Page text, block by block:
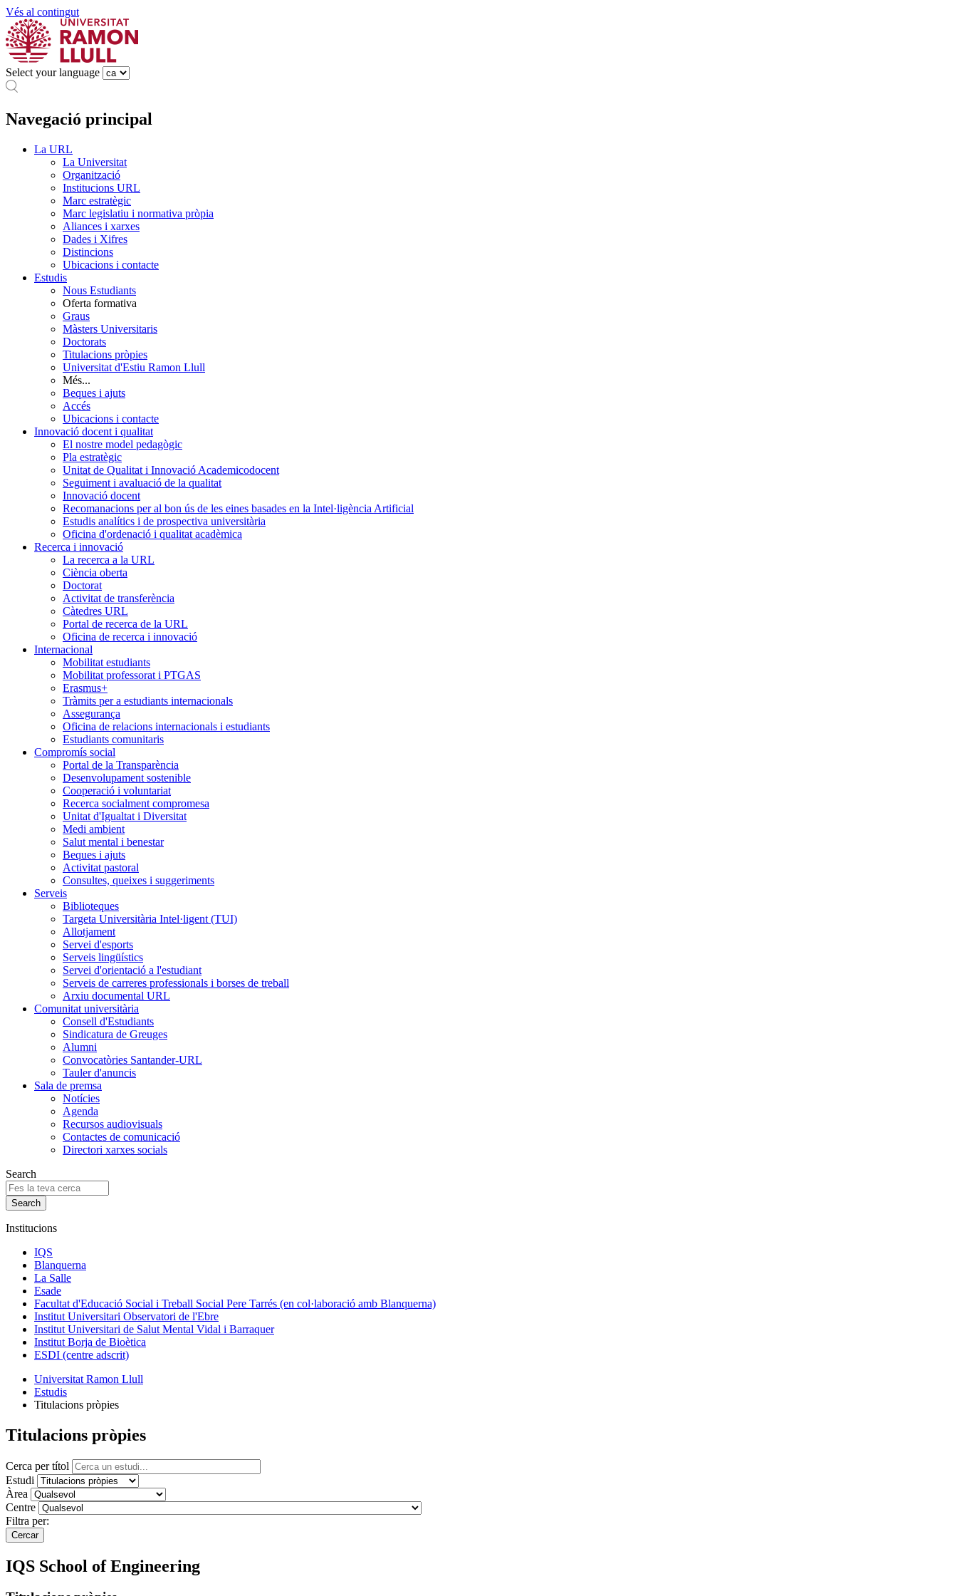
Vés al contingut
Select your language
Navegació principal
La URL
La Universitat
Organització
Institucions URL
Marc estratègic
Marc legislatiu i normativa pròpia
Aliances i xarxes
Dades i Xifres
Distincions
Ubicacions i contacte
Estudis
Nous Estudiants
Oferta formativa
Graus
Màsters Universitaris
Doctorats
Titulacions pròpies
Universitat d'Estiu Ramon Llull
Més...
Beques i ajuts
Accés
Ubicacions i contacte
Innovació docent i qualitat
El nostre model pedagògic
Pla estratègic
Unitat de Qualitat i Innovació Academicodocent
Seguiment i avaluació de la qualitat
Innovació docent
Recomanacions per al bon ús de les eines basades en la Intel·ligència Artificial
Estudis analítics i de prospectiva universitària
Oficina d'ordenació i qualitat acadèmica
Recerca i innovació
La recerca a la URL
Ciència oberta
Doctorat
Activitat de transferència
Càtedres URL
Portal de recerca de la URL
Oficina de recerca i innovació
Internacional
Mobilitat estudiants
Mobilitat professorat i PTGAS
Erasmus+
Tràmits per a estudiants internacionals
Assegurança
Oficina de relacions internacionals i estudiants
Estudiants comunitaris
Compromís social
Portal de la Transparència
Desenvolupament sostenible
Cooperació i voluntariat
Recerca socialment compromesa
Unitat d'Igualtat i Diversitat
Medi ambient
Salut mental i benestar
Beques i ajuts
Activitat pastoral
Consultes, queixes i suggeriments
Serveis
Biblioteques
Targeta Universitària Intel·ligent (TUI)
Allotjament
Servei d'esports
Serveis lingüístics
Servei d'orientació a l'estudiant
Serveis de carreres professionals i borses de treball
Arxiu documental URL
Comunitat universitària
Consell d'Estudiants
Sindicatura de Greuges
Alumni
Convocatòries Santander-URL
Tauler d'anuncis
Sala de premsa
Notícies
Agenda
Recursos audiovisuals
Contactes de comunicació
Directori xarxes socials
Search
Institucions
IQS
Blanquerna
La Salle
Esade
Facultat d'Educació Social i Treball Social Pere Tarrés (en col·laboració amb Blanquerna)
Institut Universitari Observatori de l'Ebre
Institut Universitari de Salut Mental Vidal i Barraquer
Institut Borja de Bioètica
ESDI (centre adscrit)
Universitat Ramon Llull
Estudis
Titulacions pròpies
Titulacions pròpies
Cerca per títol
Estudi
Àrea
Centre
Filtra per:
IQS School of Engineering